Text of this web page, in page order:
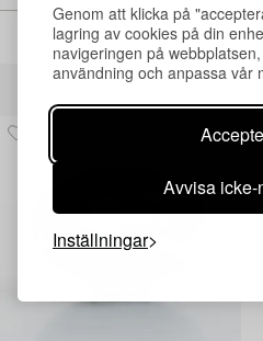
Genom att klicka på
lagring av cookies på din
navigeringen på
användning och anpassa vår
Avvisa
Inställningar
Andra har